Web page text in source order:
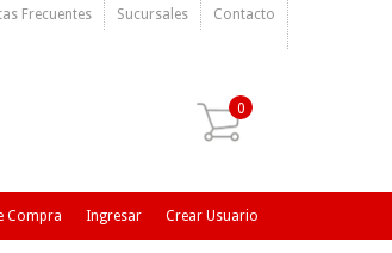
Frecuentes Sucursales Contacto
0
Crear Usuario
Ingresar
Compra